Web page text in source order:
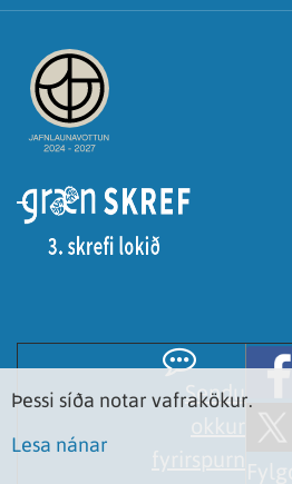
Sendu
Þessi síða notar vafrakökur.
Lesa nánar